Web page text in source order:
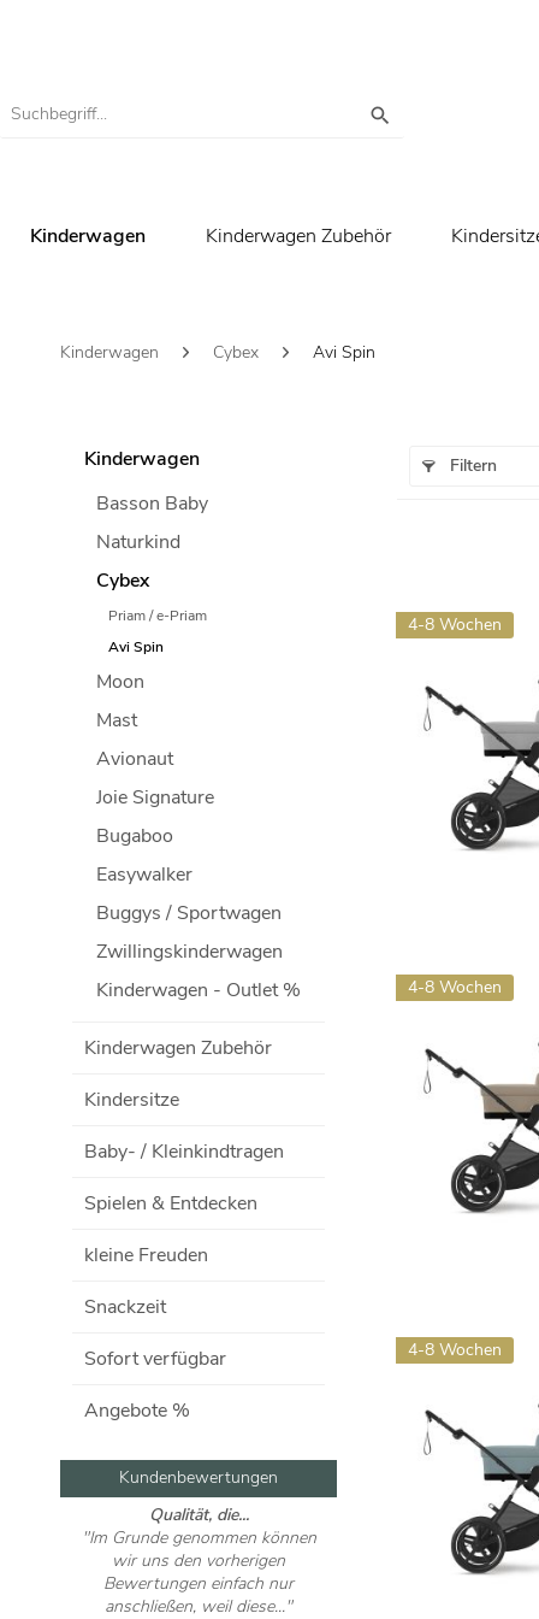
Kinderwagen Kinderwagen Zubehör
Kinderwagen Cybex Avi Spin
Kinderwagen
Basson Baby
Naturkind
Cybex
Priam / e-Priam
Avi Spin
Moon
Mast
Avionaut
Joie Signature
Bugaboo
Easywalker
Buggys / Sportwagen
Zwillingskinderwagen
Kinderwagen - Outlet %
Kinderwagen Zubehör
Kindersitze
Baby- / Kleinkindtragen
Spielen & Entdecken
kleine Freuden
Snackzeit
Sofort verfügbar
Angebote %
Kundenbewertungen
Wir LIEBEN...
"Wir LIEBEN unseren Jedo Koda
V32! ❤️ Nach der tollen Beratung
von Katja im Showroom
Bentwisch..."
Filtern
4-8 Wochen
4-8 Wochen
4-8 Wochen